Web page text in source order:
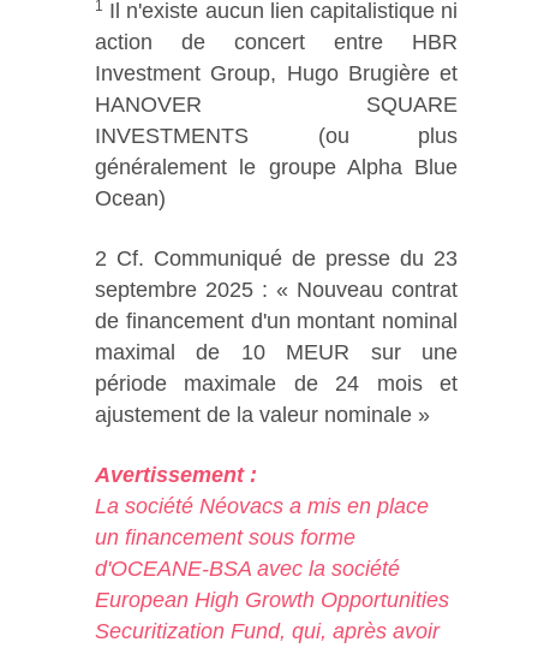
1
Il n'existe aucun lien capitalistique ni
action de concert entre HBR
Investment Group, Hugo Brugière et
HANOVER SQUARE
INVESTMENTS (ou plus
généralement le groupe Alpha Blue
Ocean)
2 Cf. Communiqué de presse du 23
septembre 2025 : « Nouveau contrat
de financement d'un montant nominal
maximal de 10 MEUR sur une
période maximale de 24 mois et
ajustement de la valeur nominale »
Avertissement :
La société Néovacs a mis en place
un financement sous forme
d'OCEANE-BSA avec la société
European High Growth Opportunities
Securitization Fund, qui, après avoir